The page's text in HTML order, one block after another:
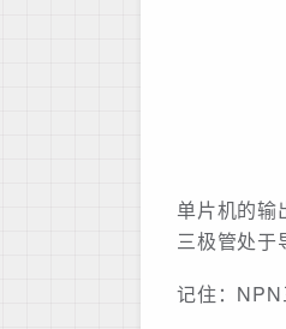
单片机的输
三极管处于
记住：NPN